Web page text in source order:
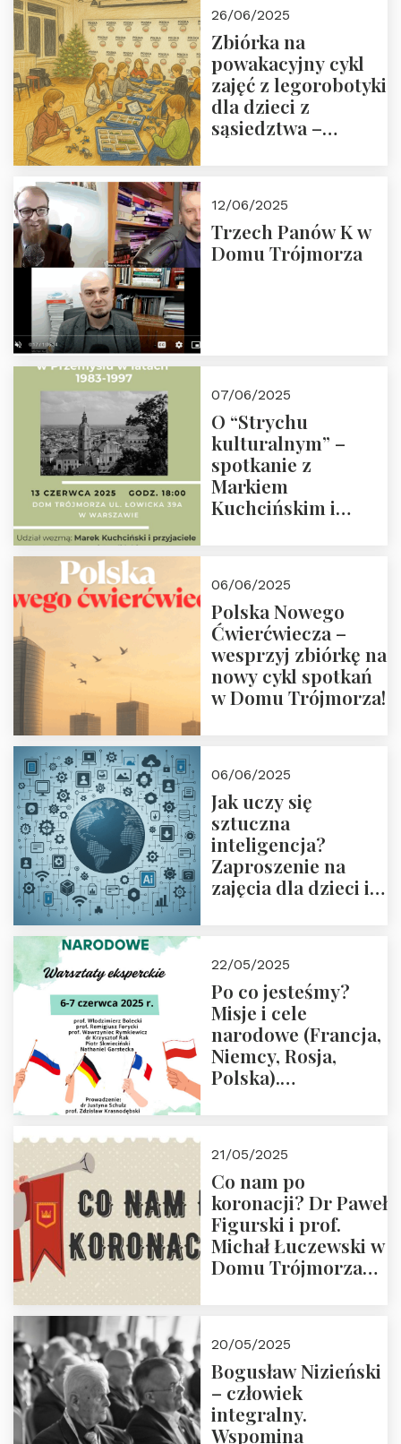
26/06/2025
Zbiórka na
powakacyjny cykl
zajęć z legorobotyki
dla dzieci z
sąsiedztwa –
Fundacji
12/06/2025
Trzech Panów K w
Domu Trójmorza
07/06/2025
O “Strychu
kulturalnym” –
spotkanie z
Markiem
Kuchcińskim i
18:00
06/06/2025
Polska Nowego
Ćwierćwiecza –
wesprzyj zbiórkę na
nowy cykl spotkań
w Domu Trójmorza!
06/06/2025
Jak uczy się
sztuczna
inteligencja?
Zaproszenie na
zajęcia dla dzieci i
22/05/2025
Po co jesteśmy?
Misje i cele
narodowe (Francja,
Niemcy, Rosja,
Polska).
Zapraszamy do
zapisów.
21/05/2025
Co nam po
koronacji? Dr Paweł
Figurski i prof.
Michał Łuczewski w
Domu Trójmorza
20/05/2025
Bogusław Nizieński
– człowiek
integralny.
Wspomina